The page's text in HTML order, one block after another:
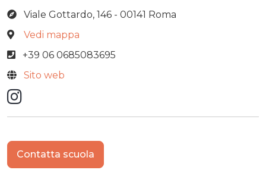
Viale Gottardo, 146 - 00141 Roma
Vedi mappa
+39 06 0685083695
Sito web
Instagram
Contatta scuola